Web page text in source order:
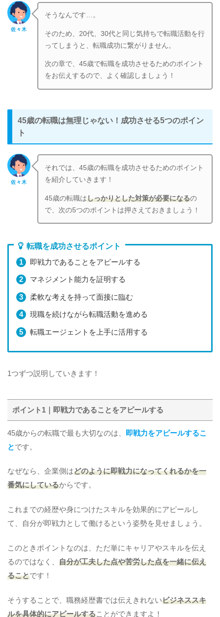
佐々木
そうなんです…。
そのため、20代、30代と同じ気持ちで転職活動を行
ってしまうと、転職成功に繋がりません。
次の章で、45歳で転職を成功させるためのポイント
をお伝えするので、よく確認しましょう！
45歳の転職は無理じゃない！成功させる5つのポイン
ト
佐々木
それでは、45歳の転職を成功させるためのポイント
を紹介していきます！
45歳の転職はしっかりとした対策が必要になるの
で、次の5つのポイントは押さえておきましょう！
転職を成功させるポイント
即戦力であることをアピールする
マネジメント能力を証明する
柔軟な考えを持って面接に臨む
現職を続けながら転職活動を進める
転職エージェントを上手に活用する
1つずつ説明していきます！
ポイント1｜即戦力であることをアピールする
45歳からの転職で最も大切なのは、
即戦力をアピールするこ
とです。
なぜなら、企業側はどのように即戦力になってくれるかを一
番気にしているからです。
これまでの経歴や身につけたスキルを効果的にアピールし
て、自分が即戦力として働けるという姿勢を見せましょう。
このときポイントなのは、ただ単にキャリアやスキルを伝え
るのではなく、 自分が工夫した点や苦労した点を一緒に伝え
ることです！
そうすることで、職務経歴書では伝えきれないビジネススキ
ルを具体的にアピールすることができますよ！